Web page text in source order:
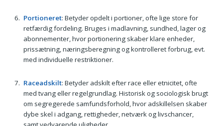
Portioneret: Betyder opdelt i portioner, ofte lige store for
retfærdig fordeling. Bruges i madlavning, sundhed, lager og
abonnementer, hvor portionering skaber klare enheder,
prissætning, næringsberegning og kontrolleret forbrug, evt.
med individuelle restriktioner.
Raceadskilt: Betyder adskilt efter race eller etnicitet, ofte
med tvang eller regelgrundlag. Historisk og sociologisk brugt
om segregerede samfundsforhold, hvor adskillelsen skaber
dybe skel i adgang, rettigheder, netværk og livschancer,